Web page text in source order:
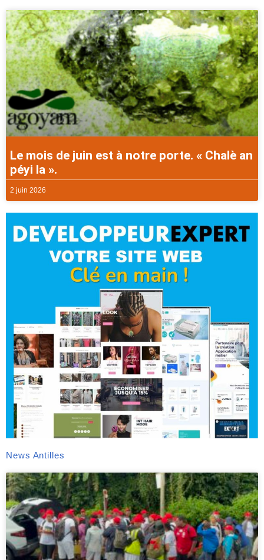
Le mois de juin est à notre porte. « Chalè an
péyi la ».
2 juin 2026
News Antilles